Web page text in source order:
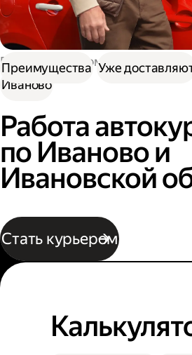
Работа курьером
Водитель
Иваново
Работа
по Иваново и
Ивановской
Стать курьером
Преимущества Уже